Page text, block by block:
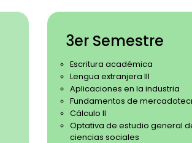
3er Semestre
Escritura académica
Lengua extranjera III
Aplicaciones en la industria
Fundamentos de
Cálculo II
Optativa de estudio general
ciencias sociales